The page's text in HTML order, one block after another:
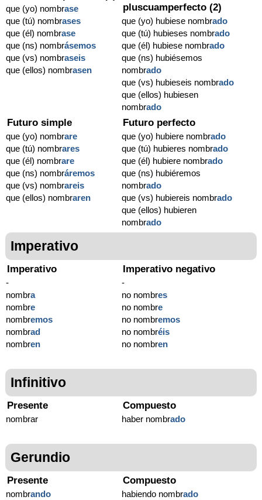
que (yo) nombrase
que (tú) nombrases
que (él) nombrase
que (ns) nombrásemos
que (vs) nombraseis
que (ellos) nombrasen
pluscuamperfecto (2)
que (yo) hubiese nombrado
que (tú) hubieses nombrado
que (él) hubiese nombrado
que (ns) hubiésemos
nombrado
que (vs) hubieseis nombrado
que (ellos) hubiesen
nombrado
Futuro simple
que (yo) nombrare
que (tú) nombrares
que (él) nombrare
que (ns) nombráremos
que (vs) nombrareis
que (ellos) nombraren
Futuro perfecto
que (yo) hubiere nombrado
que (tú) hubieres nombrado
que (él) hubiere nombrado
que (ns) hubiéremos
nombrado
que (vs) hubiereis nombrado
que (ellos) hubieren
nombrado
Imperativo
Imperativo
-
nombra
nombre
nombremos
nombrad
nombren
Imperativo negativo
-
no nombres
no nombre
no nombremos
no nombréis
no nombren
Infinitivo
Presente
nombrar
Compuesto
haber nombrado
Gerundio
Presente
nombrando
Compuesto
habiendo nombrado